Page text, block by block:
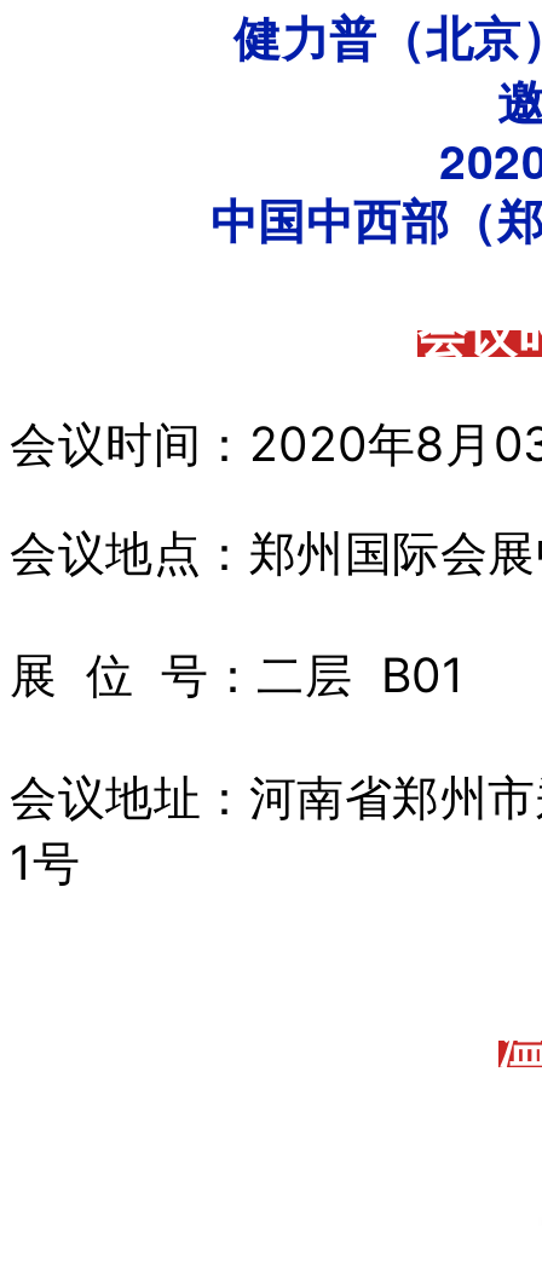
健力普 （北京
202
中国中西部 （
会议
会议时间 ： 2020年8 月 0
会议地点 ： 郑州国际会展
展 位 号 ： 二层 B01
会议地址 ： 河南省郑州市
1号